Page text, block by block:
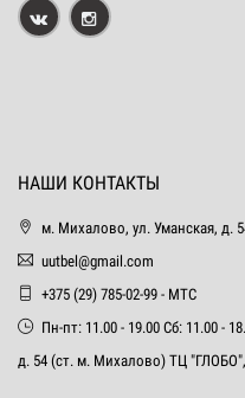
НАШИ КОНТАКТЫ
м. Михалово, ул. Уманская, д.
uutbel@gmail.com
+375 (29) 785-02-99 - МТС
Пн-пт: 11.00 - 19.00 Сб: 11.00 -
д. 54 (ст. м. Михалово) ТЦ